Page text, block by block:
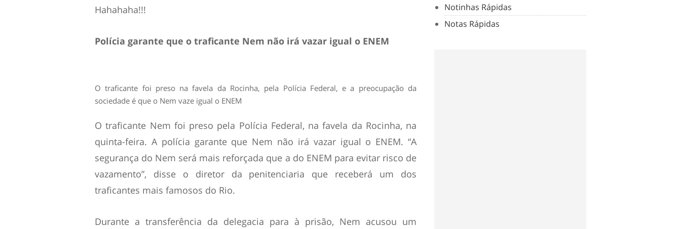
Hahahaha!!!
Polícia garante que o traficante Nem não irá vazar igual o ENEM
O traficante foi preso na favela da Rocinha, pela Polícia Federal, e a preocupação da
sociedade é que o Nem vaze igual o ENEM
O traficante Nem foi preso pela Polícia Federal, na favela da Rocinha, na
quinta-feira. A polícia garante que Nem não irá vazar igual o ENEM. “A
segurança do Nem será mais reforçada que a do ENEM para evitar risco de
vazamento”, disse o diretor da penitenciaria que receberá um dos
traficantes mais famosos do Rio.
Durante a transferência da delegacia para à prisão, Nem acusou um
Notinhas Rápidas
Notas Rápidas